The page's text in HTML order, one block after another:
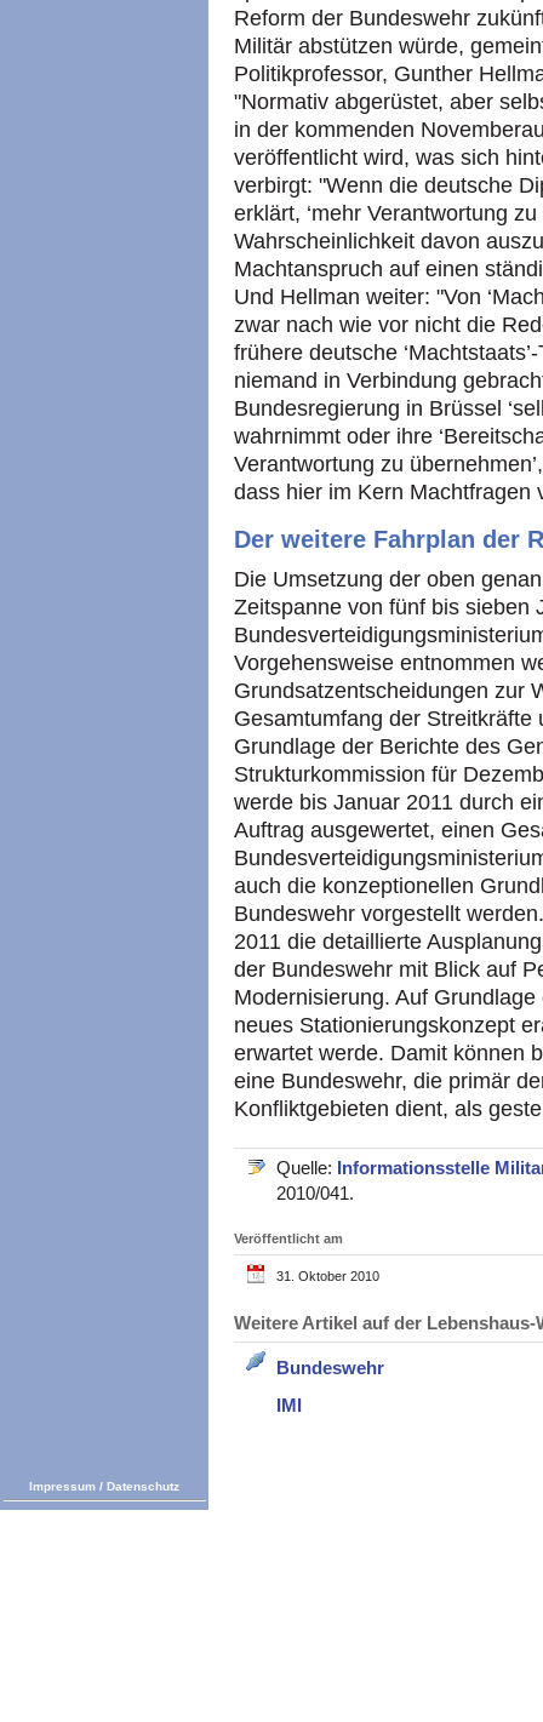
Reform der Bundeswehr
Militär abstützen würde,
Politikprofessor, Gunther
"Normativ abgerüstet, aber
in der kommenden
veröffentlicht wird, was sich
verbirgt: "Wenn die deutsche
erklärt, ‘mehr Verantwortung
Wahrscheinlichkeit davon
Machtanspruch auf einen
Und Hellman weiter: "Von
zwar nach wie vor nicht die
frühere deutsche
niemand in Verbindung
Bundesregierung in Brüssel
wahrnimmt oder ihre
Verantwortung zu
dass hier im Kern Machtfragen
Der weitere Fahrplan der
Die Umsetzung der oben
Zeitspanne von fünf bis sieben
Vorgehensweise entnommen
Grundsatzentscheidungen zur
Gesamtumfang der
Grundlage der Berichte des
Strukturkommission für
werde bis Januar 2011 durch
Auftrag ausgewertet, einen
auch die konzeptionellen
Bundeswehr vorgestellt
2011 die detaillierte
der Bundeswehr mit Blick auf
Modernisierung. Auf
neues Stationierungskonzept
erwartet werde. Damit können
eine Bundeswehr, die primär
Konfliktgebieten dient, als
Quelle: Informationsstelle
2010/041.
Veröffentlicht am
31. Oktober 2010
Weitere Artikel auf der
Bundeswehr
IMI
Impressum / Datenschutz